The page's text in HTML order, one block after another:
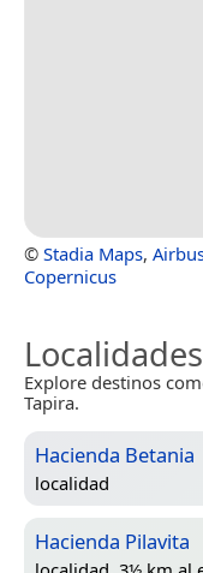
© Stadia Maps,
Copernicus
Explore destinos
Tapira.
Hacienda Betania
localidad
Hacienda Pilavita